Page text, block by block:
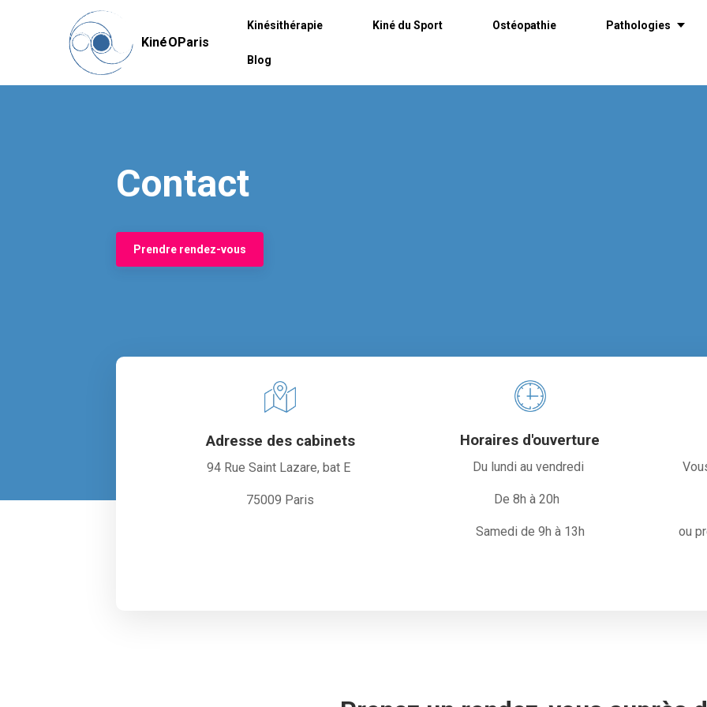
KinéOParis
Kinésithérapie Kiné du Sport Ostéopathie Pathologies
Blog
Contact
Prendre rendez-vous
Adresse des cabinets
94 Rue Saint Lazare, bat E
75009 Paris
Horaires d'ouverture
Du lundi au vendredi
De 8h à 20h
Samedi de 9h à 13h ou